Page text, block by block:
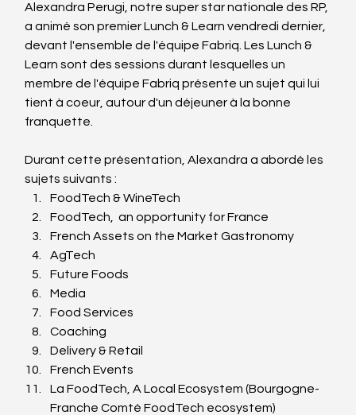
Alexandra Perugi, notre super star nationale des RP,
a animé son premier Lunch & Learn vendredi dernier,
devant l'ensemble de l'équipe Fabriq. Les Lunch &
Learn sont des sessions durant lesquelles un
membre de l'équipe Fabriq présente un sujet qui lui
tient à coeur, autour d'un déjeuner à la bonne
franquette.
Durant cette présentation, Alexandra a abordé les
sujets suivants :
FoodTech & WineTech
FoodTech,  an opportunity for France
French Assets on the Market Gastronomy
AgTech
Future Foods
Media
Food Services
Coaching
Delivery & Retail
French Events
La FoodTech, A Local Ecosystem (Bourgogne-
Franche Comté FoodTech ecosystem)